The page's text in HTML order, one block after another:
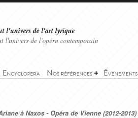
l'univers de l'art lyrique
l'univers de l'opéra contemporain
Encyclopera Nos références Événements
à Naxos - Opéra de Vienne (2012-2013)